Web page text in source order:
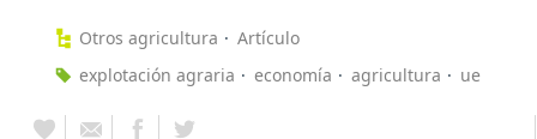
Otros agricultura
Artículo
explotación agraria
economía agricultura ue